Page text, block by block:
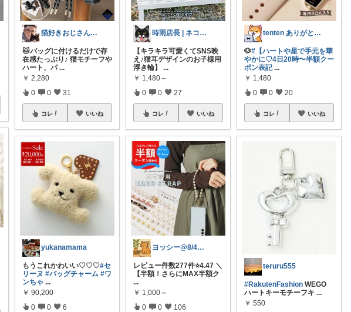
猫好きおじさんのインテリア雑貨
🐱バッグに付けるだけで存
在感たっぷり♪ 猫モチーフや
ハート、パ ...
￥ 2,280
0 0 31
コレ いいね
yukanamama
もうこれかわいい♡♡♡#セ
リーヌ #バッグチャーム #ワ
ンちゃ ...
￥ 90,200
0 0 6
時雨店長 | ネコのいる暮らし
【キラキラ可愛くてSNS映
え♪猫耳デザインのお子様用
浮き輪】...
￥ 1,480～
0 0 27
コレ いいね
ヨッシー@8/4経由購入感謝！
レビュー件数277件⭐️4.47 ＼
【半額！さらにMAX半額ク
...
￥ 1,000～
0 0 106
tenten ありがとうございます(^^
🐶#【ハートや星で手元を華
やかに♡4日20時〜半額クー
ポン表記 ...
￥ 1,480
0 0 20
コレ いいね
teruru555
#RakutenFashion WEGO
ハートキーモチーフキ ...
￥ 550